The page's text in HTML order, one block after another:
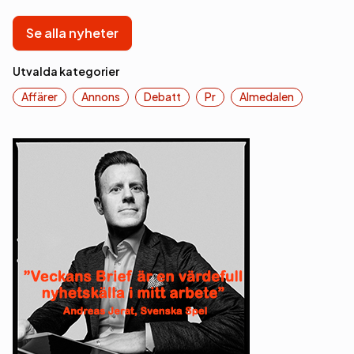
Se alla nyheter
Utvalda kategorier
Affärer
Annons Debatt Pr Almedalen